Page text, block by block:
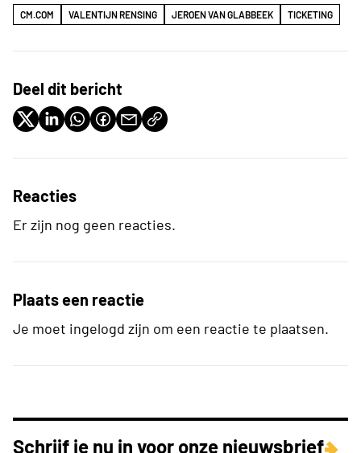
CM.COM VALENTIJN RENSING JEROEN VAN GLABBEEK TICKETING
Deel dit bericht
Reacties
Er zijn nog geen reacties.
Plaats een reactie
Je moet ingelogd zijn om een reactie te plaatsen.
Schrijf je nu in voor onze nieuwsbrief